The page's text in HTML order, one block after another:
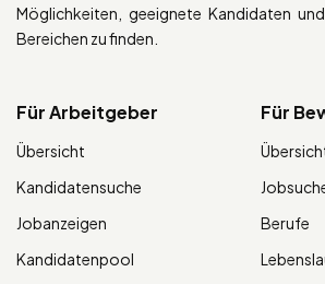
Möglichkeiten, geeignete Kandidaten
Bereichen zu finden.
Für Arbeitgeber
Übersicht
Kandidatensuche
Jobanzeigen
Kandidatenpool
Für
Berufe